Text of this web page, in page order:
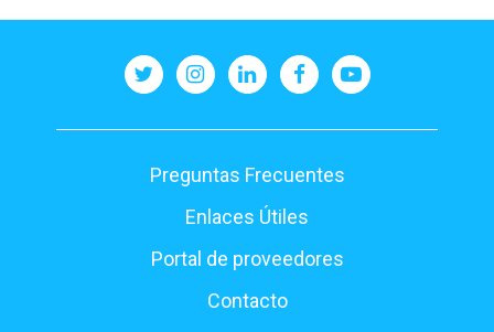
Pie
Preguntas Frecuentes
Enlaces Útiles
Portal de proveedores
Contacto